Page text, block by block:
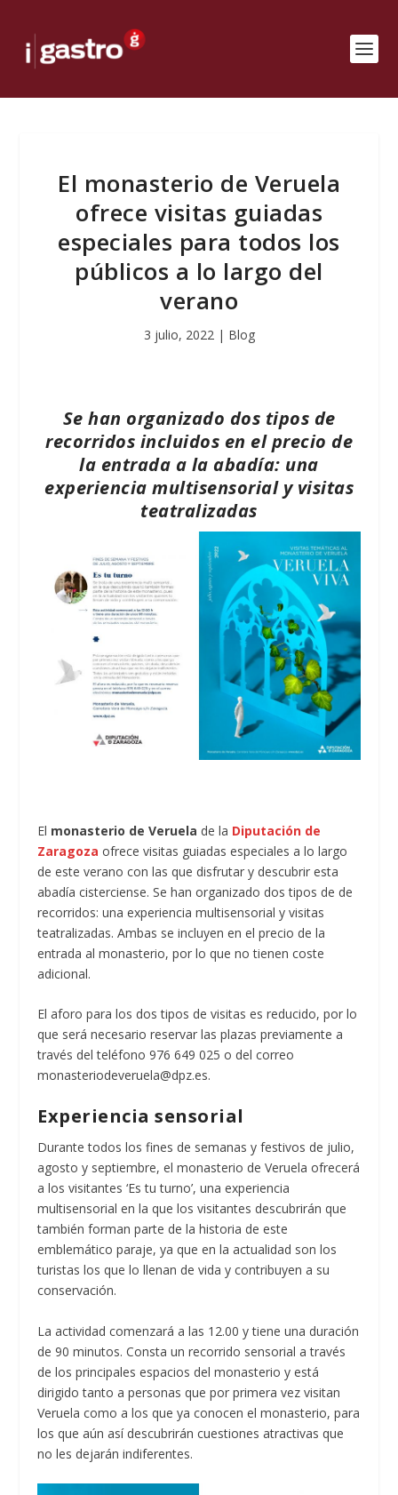
El monasterio de Veruela
ofrece visitas guiadas
especiales para todos los
públicos a lo largo del
verano
3 julio, 2022| Blog
Se han organizado dos tipos de
recorridos incluidos en el precio de
la entrada a la abadía: una
experiencia multisensorial y visitas
teatralizadas
El monasterio de Veruela de la Diputación de
Zaragoza ofrece visitas guiadas especiales a lo largo
de este verano con las que disfrutar y descubrir esta
abadía cisterciense. Se han organizado dos tipos de de
recorridos: una experiencia multisensorial y visitas
teatralizadas. Ambas se incluyen en el precio de la
entrada al monasterio, por lo que no tienen coste
adicional.
El aforo para los dos tipos de visitas es reducido, por lo
que será necesario reservar las plazas previamente a
través del teléfono 976 649 025 o del correo
monasteriodeveruela@dpz.es.
Experiencia sensorial
Durante todos los fines de semanas y festivos de julio,
agosto y septiembre, el monasterio de Veruela ofrecerá
a los visitantes ‘Es tu turno’, una experiencia
multisensorial en la que los visitantes descubrirán que
también forman parte de la historia de este
emblemático paraje, ya que en la actualidad son los
turistas los que lo llenan de vida y contribuyen a su
conservación.
La actividad comenzará a las 12.00 y tiene una duración
de 90 minutos. Consta un recorrido sensorial a través
de los principales espacios del monasterio y está
dirigido tanto a personas que por primera vez visitan
Veruela como a los que ya conocen el monasterio, para
los que aún así descubrirán cuestiones atractivas que
no les dejarán indiferentes.